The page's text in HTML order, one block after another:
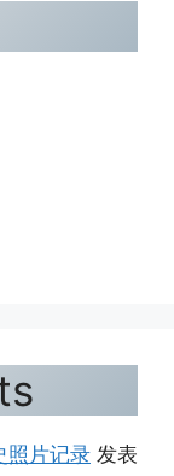
照片记录 发表